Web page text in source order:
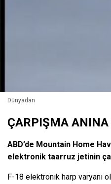
Dünyadan
ÇARPIŞMA ANINA
ABD’de Mountain Home
elektronik taarruz jetinin
F-18 elektronik harp varyanı